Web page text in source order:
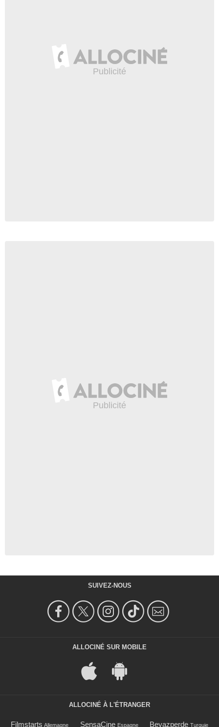
SUIVEZ-NOUS
ALLOCINÉ SUR MOBILE
ALLOCINÉ À L'ÉTRANGER
Filmstarts Allemagne SensaCine Espagne Beyazperde Turquie